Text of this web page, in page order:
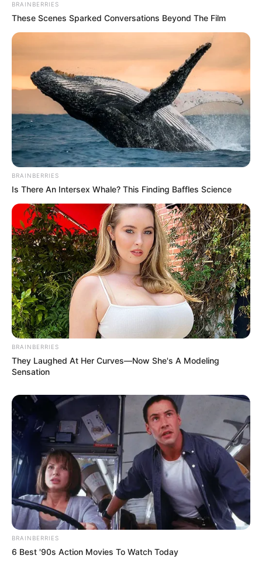
BRAINBERRIES
These Scenes Sparked Conversations Beyond The Film
BRAINBERRIES
Is There An Intersex Whale? This Finding Baffles Science
BRAINBERRIES
They Laughed At Her Curves—Now She's A Modeling
Sensation
BRAINBERRIES
6 Best '90s Action Movies To Watch Today